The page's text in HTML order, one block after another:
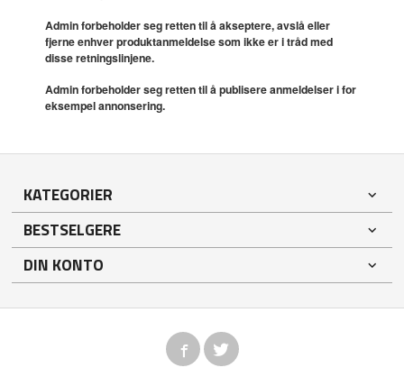
Admin forbeholder seg retten til å akseptere, avslå eller
fjerne enhver produktanmeldelse som ikke er i tråd med
disse retningslinjene.
Admin forbeholder seg retten til å publisere anmeldelser i for
eksempel annonsering.
KATEGORIER
BESTSELGERE
DIN KONTO